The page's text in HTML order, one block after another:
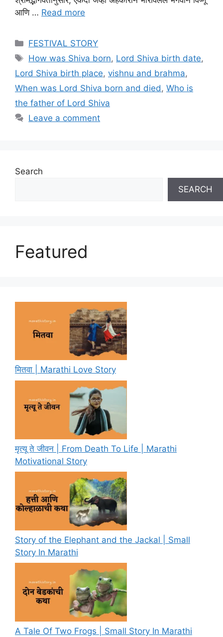
आणि … Read more
Categories
FESTIVAL STORY
Tags
How was Shiva born, Lord Shiva birth date,
Lord Shiva birth place, vishnu and brahma,
When was Lord Shiva born and died , Who is
the father of Lord Shiva
Leave a comment
Search
SEARCH
Featured
मितवा | Marathi Love Story
मृत्यू ते जीवन | From Death To Life | Marathi
Motivational Story
Story of the Elephant and the Jackal | Small
Story In Marathi
A Tale Of Two Frogs | Small Story In Marathi